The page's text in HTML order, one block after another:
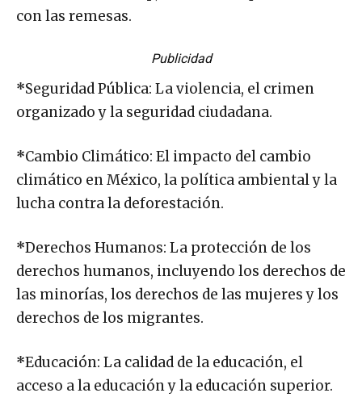
con las remesas.
Publicidad
*Seguridad Pública: La violencia, el crimen
organizado y la seguridad ciudadana.
*Cambio Climático: El impacto del cambio
climático en México, la política ambiental y la
lucha contra la deforestación.
*Derechos Humanos: La protección de los
derechos humanos, incluyendo los derechos de
las minorías, los derechos de las mujeres y los
derechos de los migrantes.
*Educación: La calidad de la educación, el
acceso a la educación y la educación superior.